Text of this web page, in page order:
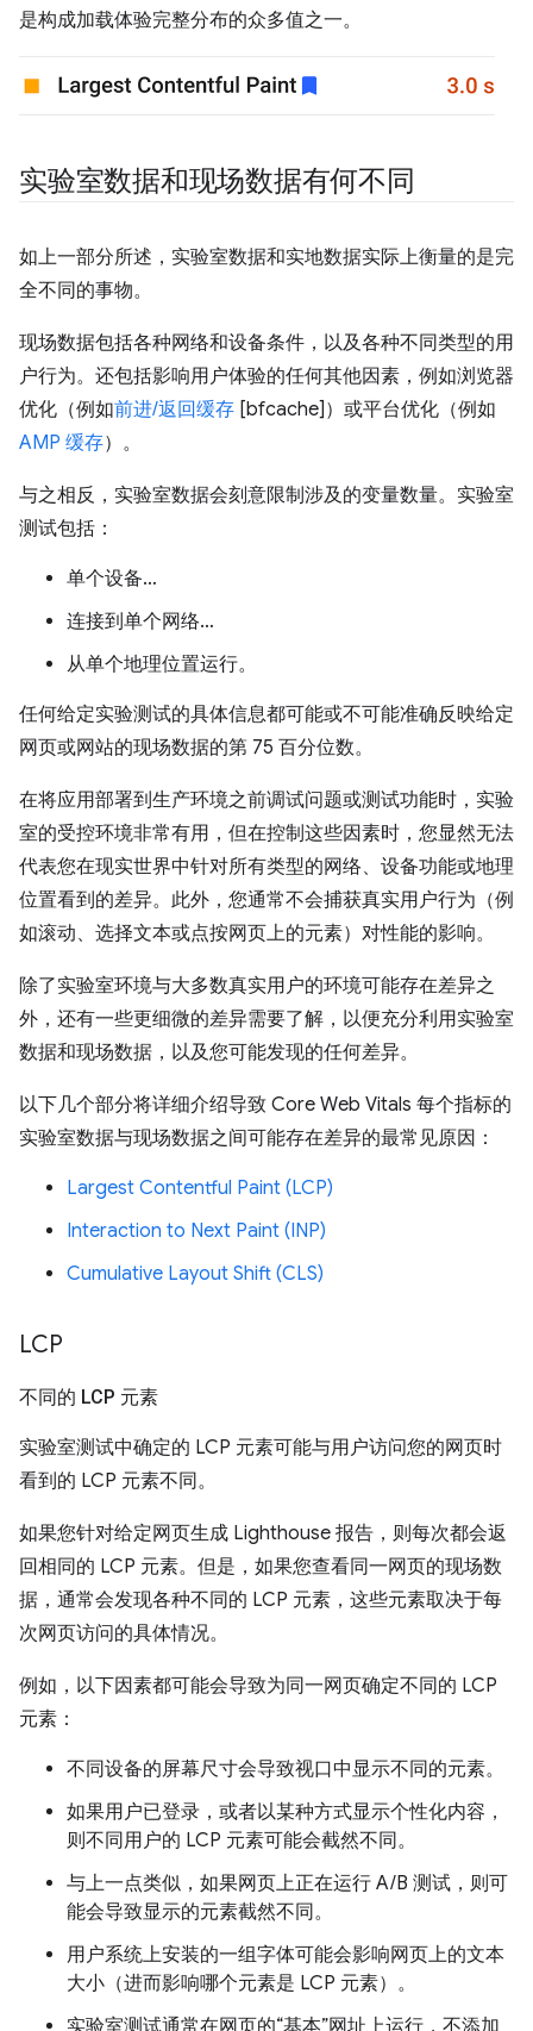
是构成加载体验完整分布的众多值之一。
实验室数据和现场数据有何不同
如上一部分所述，实验室数据和实地数据实际上衡量的是完
全不同的事物。
现场数据包括各种网络和设备条件，以及各种不同类型的用
户行为。还包括影响用户体验的任何其他因素，例如浏览器
优化（例如前进/返回缓存 [bfcache]）或平台优化（例如
AMP 缓存）。
与之相反，实验室数据会刻意限制涉及的变量数量。实验室
测试包括：
单个设备…
连接到单个网络…
从单个地理位置运行。
任何给定实验测试的具体信息都可能或不可能准确反映给定
网页或网站的现场数据的第 75 百分位数。
在将应用部署到生产环境之前调试问题或测试功能时，实验
室的受控环境非常有用，但在控制这些因素时，您显然无法
代表您在现实世界中针对所有类型的网络、设备功能或地理
位置看到的差异。此外，您通常不会捕获真实用户行为（例
如滚动、选择文本或点按网页上的元素）对性能的影响。
除了实验室环境与大多数真实用户的环境可能存在差异之
外，还有一些更细微的差异需要了解，以便充分利用实验室
数据和现场数据，以及您可能发现的任何差异。
以下几个部分将详细介绍导致 Core Web Vitals 每个指标的
实验室数据与现场数据之间可能存在差异的最常见原因：
Largest Contentful Paint (LCP)
Interaction to Next Paint (INP)
Cumulative Layout Shift (CLS)
LCP
不同的 LCP 元素
实验室测试中确定的 LCP 元素可能与用户访问您的网页时
看到的 LCP 元素不同。
如果您针对给定网页生成 Lighthouse 报告，则每次都会返
回相同的 LCP 元素。但是，如果您查看同一网页的现场数
据，通常会发现各种不同的 LCP 元素，这些元素取决于每
次网页访问的具体情况。
例如，以下因素都可能会导致为同一网页确定不同的 LCP
元素：
不同设备的屏幕尺寸会导致视口中显示不同的元素。
如果用户已登录，或者以某种方式显示个性化内容，
则不同用户的 LCP 元素可能会截然不同。
与上一点类似，如果网页上正在运行 A/B 测试，则可
能会导致显示的元素截然不同。
用户系统上安装的一组字体可能会影响网页上的文本
大小（进而影响哪个元素是 LCP 元素）。
实验室测试通常在网页的“基本”网址上运行，不添加